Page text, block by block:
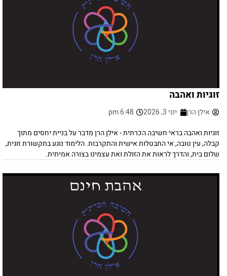
זוגיות ואהבה
אילן הרן יוני 3, 2026
6:48 pm
זוגיות ואהבה בראי חשיבה הכרתית - אילן הרן מדבר על בניית יחסים מתוך
קבלה, עין טובה, אי התבטלות אישית והתקרבות. הלימוד נוגע בתקשורת זוגית,
שלום בית, והדרך לראות את הזולת ואת עצמינו בצורה אמיתית.